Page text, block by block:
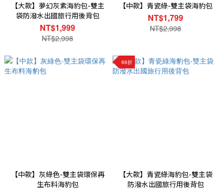
【大款】夢幻灰紫海豹包-雙主
袋防潑水出國旅行用後背包
NT$1,999
NT$2,998
【中款】青瓷綠-雙主袋海豹包
NT$1,799
NT$2,998
【中款】灰綠色-雙主袋環保再
生布料海豹包
66折
【大款】青瓷綠海豹包-雙主袋
防潑水出國旅行用後背包